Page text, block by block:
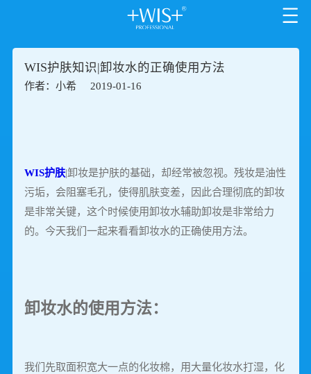
WIS护肤知识|卸妆水的正确使用方法
作者：小希 2019-01-16
WIS护肤|卸妆是护肤的基础，却经常被忽视。残妆是油性
污垢，会阻塞毛孔，使得肌肤变差，因此合理彻底的卸妆
是非常关键，这个时候使用卸妆水辅助卸妆是非常给力
的。今天我们一起来看看卸妆水的正确使用方法。
卸妆水的使用方法：
我们先取面积宽大一点的化妆棉，用大量化妆水打湿，化